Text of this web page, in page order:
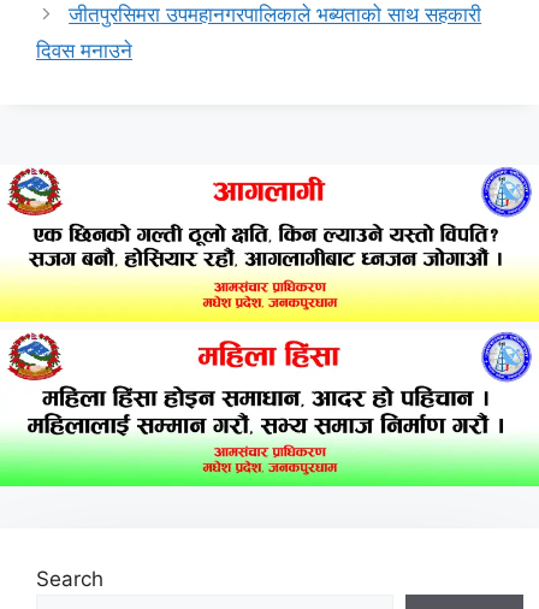
जीतपुरसिमरा उपमहानगरपालिकाले भब्यताको साथ सहकारी
दिवस मनाउने
Search